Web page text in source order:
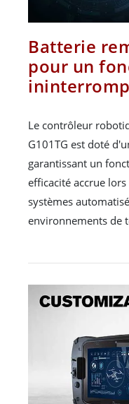
Batterie
pour un
Le contrôleur
G101TG est doté
garantissant un
efficacité accrue
systèmes
environnements de